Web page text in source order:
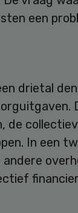
een
drietal
de
In een